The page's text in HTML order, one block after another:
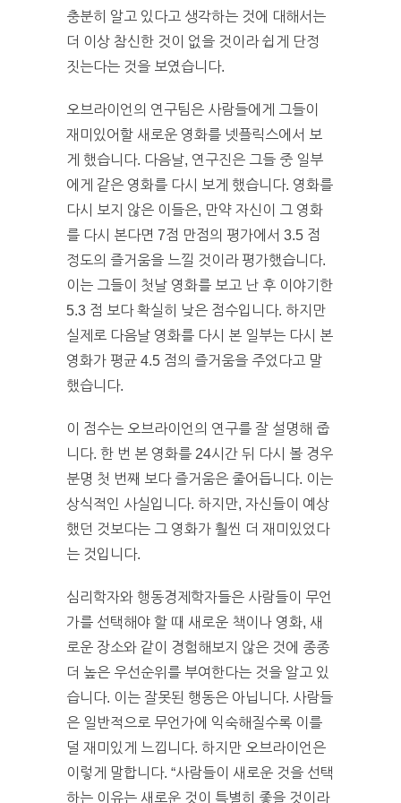
충분히 알고 있다고 생각하는 것에 대해서는
더 이상 참신한 것이 없을 것이라 쉽게 단정
짓는다는 것을 보였습니다.
오브라이언의 연구팀은 사람들에게 그들이
재미있어할 새로운 영화를 넷플릭스에서 보
게 했습니다. 다음날, 연구진은 그들 중 일부
에게 같은 영화를 다시 보게 했습니다. 영화를
다시 보지 않은 이들은, 만약 자신이 그 영화
를 다시 본다면 7점 만점의 평가에서 3.5 점
정도의 즐거움을 느낄 것이라 평가했습니다.
이는 그들이 첫날 영화를 보고 난 후 이야기한
5.3 점 보다 확실히 낮은 점수입니다. 하지만
실제로 다음날 영화를 다시 본 일부는 다시 본
영화가 평균 4.5 점의 즐거움을 주었다고 말
했습니다.
이 점수는 오브라이언의 연구를 잘 설명해 줍
니다. 한 번 본 영화를 24시간 뒤 다시 볼 경우
분명 첫 번째 보다 즐거움은 줄어듭니다. 이는
상식적인 사실입니다. 하지만, 자신들이 예상
했던 것보다는 그 영화가 훨씬 더 재미있었다
는 것입니다.
심리학자와 행동경제학자들은 사람들이 무언
가를 선택해야 할 때 새로운 책이나 영화, 새
로운 장소와 같이 경험해보지 않은 것에 종종
더 높은 우선순위를 부여한다는 것을 알고 있
습니다. 이는 잘못된 행동은 아닙니다. 사람들
은 일반적으로 무언가에 익숙해질수록 이를
덜 재미있게 느낍니다. 하지만 오브라이언은
이렇게 말합니다. “사람들이 새로운 것을 선택
하는 이유는 새로운 것이 특별히 좋을 것이라